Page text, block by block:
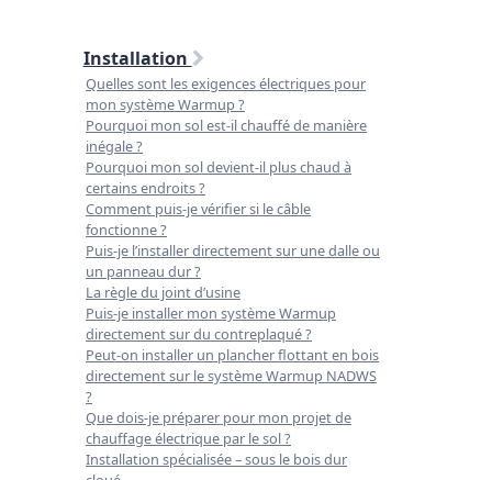
Installation
Quelles sont les exigences électriques pour
mon système Warmup ?
Pourquoi mon sol est-il chauffé de manière
inégale ?
Pourquoi mon sol devient-il plus chaud à
certains endroits ?
Comment puis-je vérifier si le câble
fonctionne ?
Puis-je l’installer directement sur une dalle ou
un panneau dur ?
La règle du joint d’usine
Puis-je installer mon système Warmup
directement sur du contreplaqué ?
Peut-on installer un plancher flottant en bois
directement sur le système Warmup NADWS
?
Que dois-je préparer pour mon projet de
chauffage électrique par le sol ?
Installation spécialisée – sous le bois dur